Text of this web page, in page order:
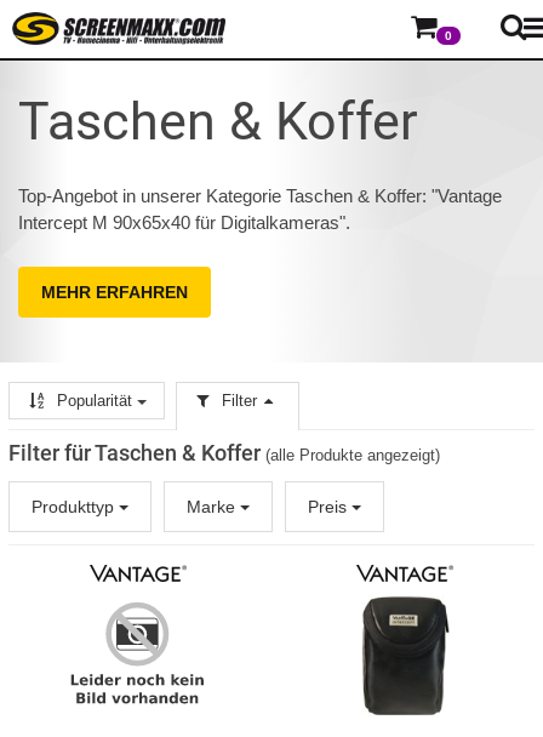
0
Taschen & Koffer
Top-Angebot in unserer Kategorie Taschen & Koffer: "Vantage
Intercept M 90x65x40 für Digitalkameras".
MEHR ERFAHREN
Popularität Filter
Filter für Taschen & Koffer (alle Produkte angezeigt)
Produkttyp Marke Preis